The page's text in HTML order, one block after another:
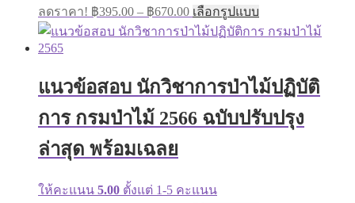
ลดราคา! ฿395.00 – ฿670.00Price
range:
฿395.00
เลือกรูปแบบ
product
has
The
options
may
be
แนวข้อสอบ นักวิชาการป่าไม้ปฏิบัติ
การ กรมป่าไม้ 2566 ฉบับปรับปรุง
ล่าสุด พร้อมเฉลย
ให้คะแนน 5.00 ตั้งแต่ 1-5 คะแนน